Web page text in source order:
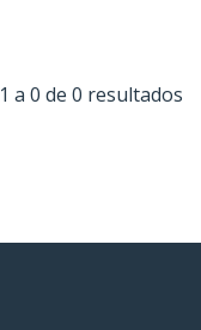
1 a 0 de 0 resultados